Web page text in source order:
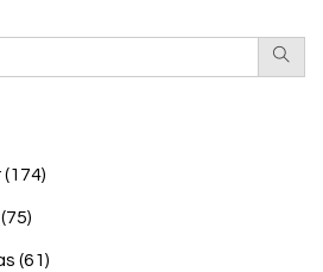
(174)
(75)
(61)